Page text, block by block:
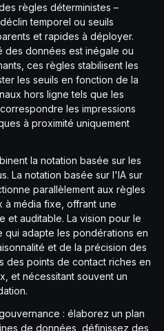
règles déterministes –
temporel ou seuils
et rapides à déployer.
des données est inégale ou
ces règles stabilisent les
les seuils en fonction de la
hors ligne tels que les
les impressions
à proximité uniquement
la notation basée sur les
La notation basée sur l'IA sur
parallèlement aux règles
à média fixe, offrant une
et auditable. La vision pour le
qui adapte les pondérations en
et de la précision des
des points de contact riches en
et nécessitant souvent un
: élaborez un plan
de données, définissez des